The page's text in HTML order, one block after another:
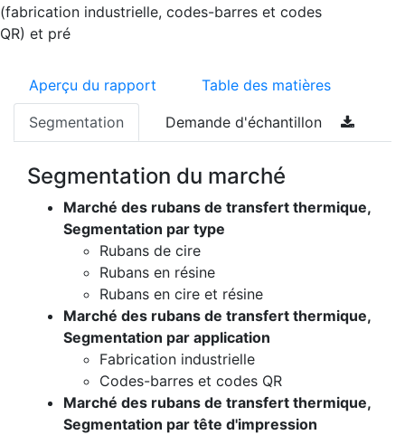
(fabrication industrielle, codes-barres et codes
QR) et pré
Aperçu du rapport Table des matières
Segmentation Demande d'échantillon
Segmentation du marché
Marché des rubans de transfert thermique,
Segmentation par type
Rubans de cire
Rubans en résine
Rubans en cire et résine
Marché des rubans de transfert thermique,
Segmentation par application
Fabrication industrielle
Codes-barres et codes QR
Marché des rubans de transfert thermique,
Segmentation par tête d'impression